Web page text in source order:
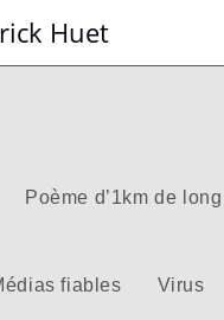
Huet
Poème d’1km de long
fiables Virus